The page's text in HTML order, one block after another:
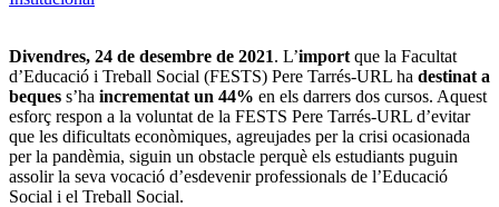
Divendres, 24 de desembre de 2021. L’import que la Facultat
d’Educació i Treball Social (FESTS) Pere Tarrés-URL ha destinat a
beques s’ha incrementat un 44% en els darrers dos cursos. Aquest
esforç respon a la voluntat de la FESTS Pere Tarrés-URL d’evitar
que les dificultats econòmiques, agreujades per la crisi ocasionada
per la pandèmia, siguin un obstacle perquè els estudiants puguin
assolir la seva vocació d’esdevenir professionals de l’Educació
Social i el Treball Social.